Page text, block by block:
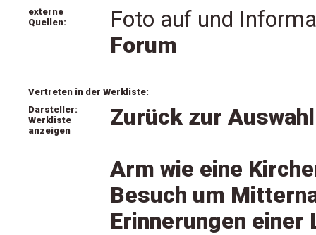
externe
Quellen:
Foto auf und
Forum
Vertreten in der Werkliste:
Darsteller:
Werkliste
anzeigen
Zurück zur
Arm wie eine
Besuch um
Erinnerungen einer